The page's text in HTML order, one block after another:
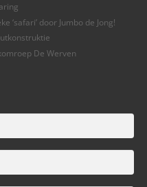
‘safari’ door Jumbo de Jong!
De Werven